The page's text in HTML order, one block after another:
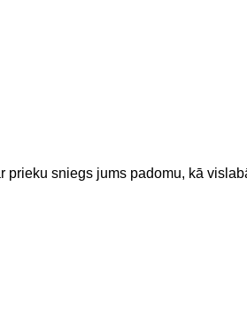
sniegs jums padomu, kā